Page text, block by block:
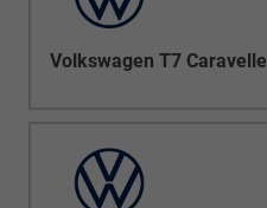
Volkswagen T7 Caravelle